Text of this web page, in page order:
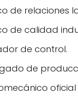
de relaciones
de calidad
de control.
de